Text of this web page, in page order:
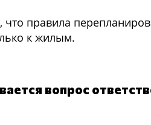
что правила
к жилым.
вопрос